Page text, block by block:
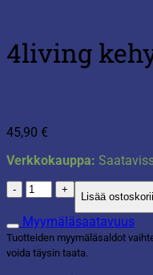
4living
45,90 €
Verkkokauppa:
4living
kehykset
sermissä
määrä
Lisää
Myymäläsaatavuus
Tuotteiden myymäläsaldot
voida täysin taata.